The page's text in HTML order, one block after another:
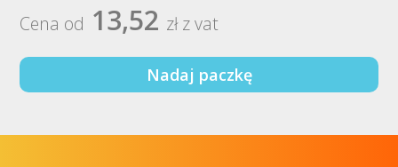
Cena od 13,52 zł z vat
Nadaj paczkę